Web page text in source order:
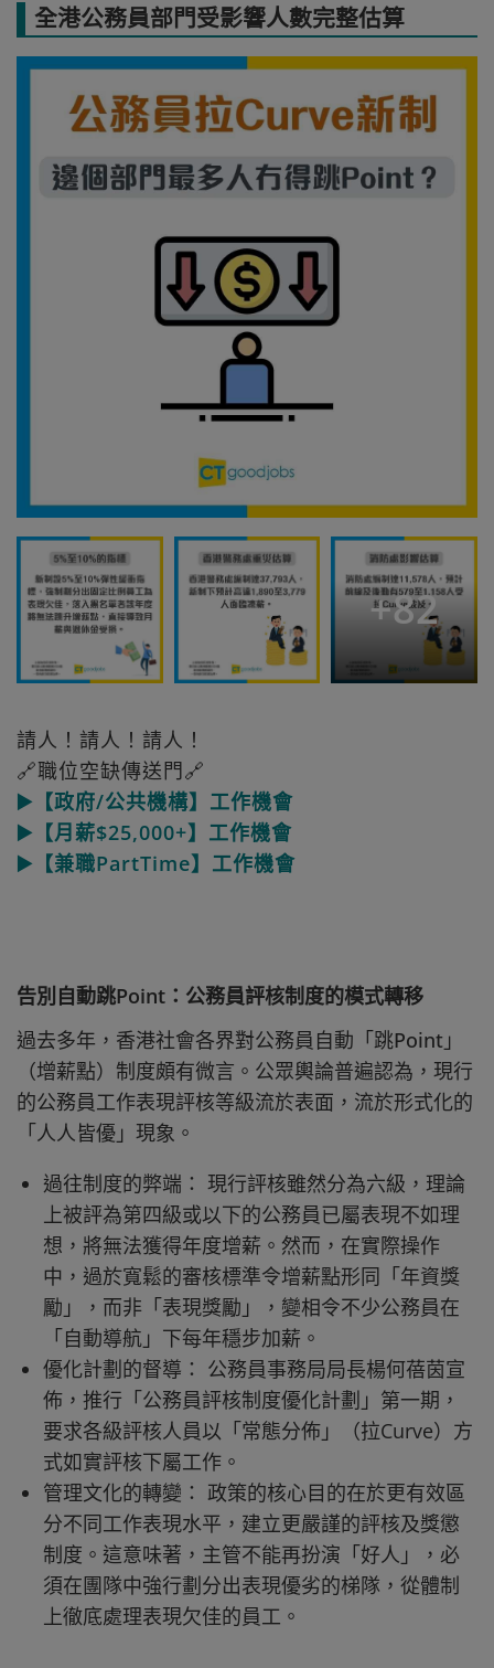
全港公務員部門受影響人數完整估算
+82
請人！請人！請人！
🔗職位空缺傳送門🔗
▶️【政府/公共機構】工作機會
▶️【月薪$25,000+】工作機會
▶️【兼職PartTime】工作機會
告別自動跳Point：公務員評核制度的模式轉移
過去多年，香港社會各界對公務員自動「跳Point」
（增薪點）制度頗有微言。公眾輿論普遍認為，現行
的公務員工作表現評核等級流於表面，流於形式化的
「人人皆優」現象。
過往制度的弊端： 現行評核雖然分為六級，理論
上被評為第四級或以下的公務員已屬表現不如理
想，將無法獲得年度增薪。然而，在實際操作
中，過於寬鬆的審核標準令增薪點形同「年資獎
勵」，而非「表現獎勵」，變相令不少公務員在
「自動導航」下每年穩步加薪。
優化計劃的督導： 公務員事務局局長楊何蓓茵宣
佈，推行「公務員評核制度優化計劃」第一期，
要求各級評核人員以「常態分佈」（拉Curve）方
式如實評核下屬工作。
管理文化的轉變： 政策的核心目的在於更有效區
分不同工作表現水平，建立更嚴謹的評核及獎懲
制度。這意味著，主管不能再扮演「好人」，必
須在團隊中強行劃分出表現優劣的梯隊，從體制
上徹底處理表現欠佳的員工。